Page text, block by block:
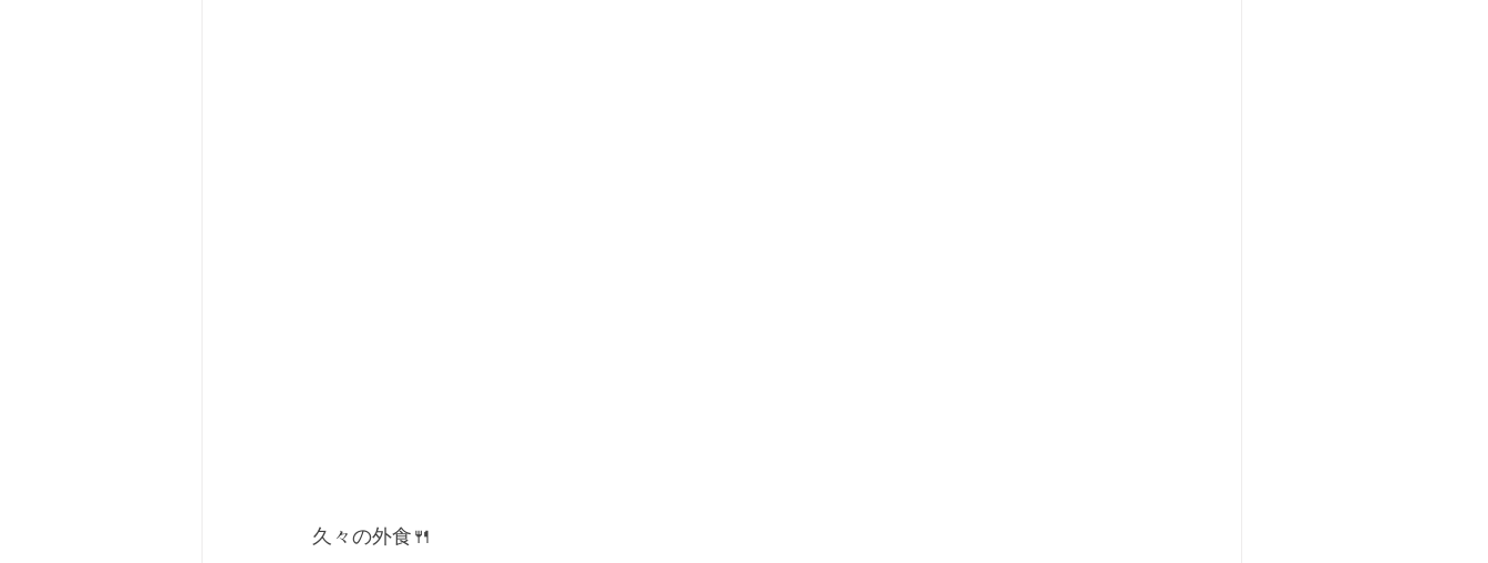
久々の外食🍴